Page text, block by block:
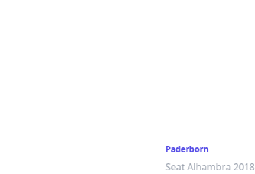
Paderborn
Seat Alhambra 2018